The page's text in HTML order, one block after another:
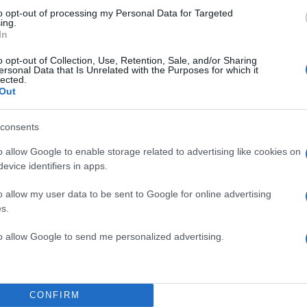
opt-out of processing my Personal Data for Targeted
opt-out of Collection, Use, Retention, Sale, and/or Sharing
Data that Is Unrelated with the Purposes for which it
allow Google to enable storage related to advertising like cookies on
identifiers in apps.
allow my user data to be sent to Google for online advertising
allow Google to send me personalized advertising.
CONFIRM
για να αποφύγει τις συνέπειες; Αναζητούσε
ΔΙΑΦΗΜΙΣΗ